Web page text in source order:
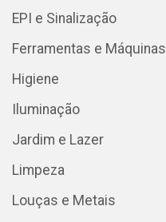
EPI e Sinalização
Ferramentas e Máquinas
Higiene
Iluminação
Jardim e Lazer
Limpeza
Louças e Metais